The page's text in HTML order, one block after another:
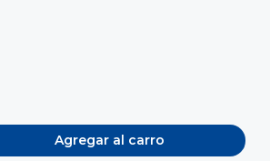
Agregar al carro